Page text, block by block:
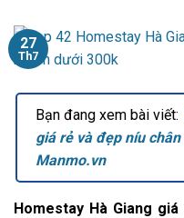
27
Th7
Bạn đang xem bài viết:
giá rẻ và đẹp níu
Manmo.vn
Homestay Hà Giang giá